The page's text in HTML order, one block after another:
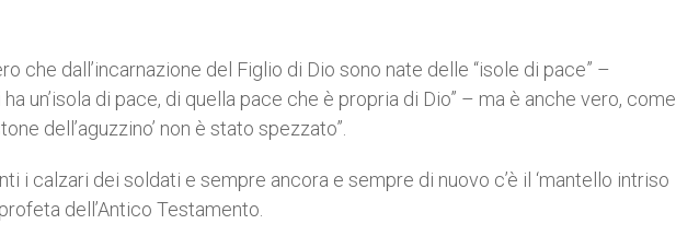
che dall’incarnazione del Figlio di Dio sono nate delle “isole di pace” –
un’isola di pace, di quella pace che è propria di Dio” – ma è anche vero, come
dell’aguzzino’ non è stato spezzato”.
i calzari dei soldati e sempre ancora e sempre di nuovo c’è il ‘mantello intriso
dell’Antico Testamento.